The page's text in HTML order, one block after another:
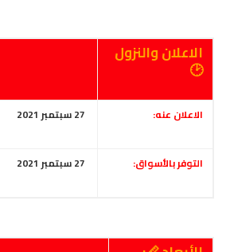
الاعلان والنزول
🕑
الاعلان عنه:
التوفر بالأسواق: 27 سبتمبر 2021